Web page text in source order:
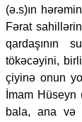
(ə.s)ın
Fərat
qardaşının
tökəcəyini,
çiyinə onun
İmam
bala, ana və